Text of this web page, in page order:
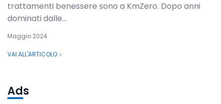
trattamenti benessere sono a KmZero. Dopo anni
dominati dalle...
Maggio 2024
VAI ALL'ARTICOLO
Ads